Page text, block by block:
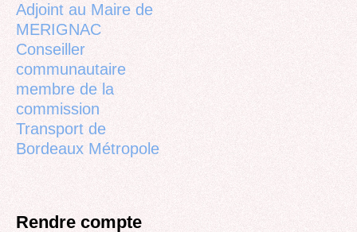
Adjoint au Maire de
MERIGNAC
Conseiller
communautaire
membre de la
commission
Transport de
Bordeaux Métropole
Rendre compte